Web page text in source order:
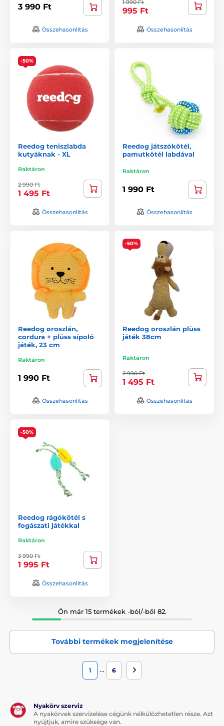
3 990 Ft
Összehasonlítás
1 990 Ft
995 Ft
Összehasonlítás
-50%
Reedog teniszlabda
kutyáknak - XL
Raktáron
2 990 Ft
1 495 Ft
Összehasonlítás
Reedog játszókötél,
pamutkötél labdával
Raktáron
1 990 Ft
Összehasonlítás
Reedog oroszlán,
cordura + plüss sípoló
játék, 23 cm
Raktáron
1 990 Ft
Összehasonlítás
-50%
Reedog oroszlán plüss
játék 38cm
Raktáron
2 990 Ft
1 495 Ft
Összehasonlítás
-50%
Reedog rágókötél s
fogászati játékkal
Raktáron
3 990 Ft
1 995 Ft
Összehasonlítás
Ön már 15 termékek -ból/-ből 82.
További termékek megjelenítése
1 … 6
Nyakörv szerviz
A nyakörvek szervizelése cégünk nélkülözhetetlen része. Azt
nyújtjuk, amire szüksége van.